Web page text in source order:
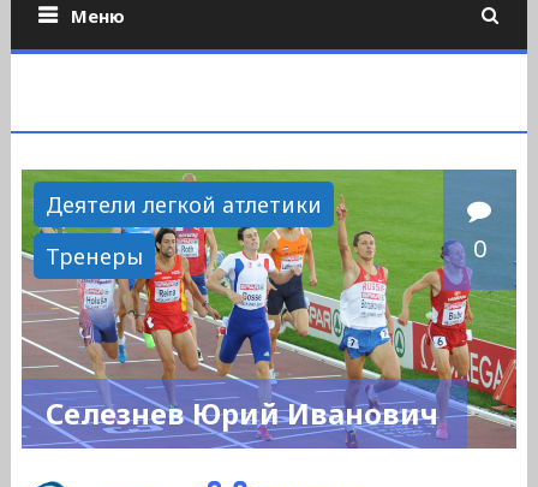
Меню
Деятели легкой атлетики
Тренеры
0
Селезнев Юрий Иванович